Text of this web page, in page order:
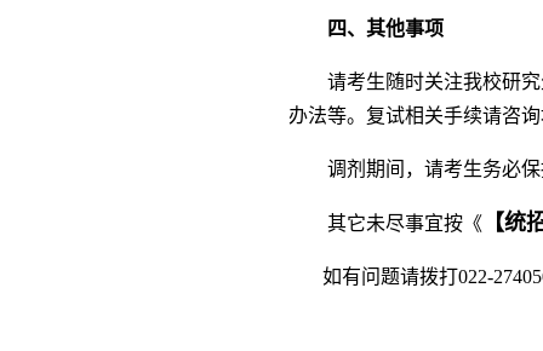
四、 其他事项
请考生随时关注我校研究
办法等。复试相关手续请咨
调剂期间，请考生务必
其它未尽事宜按《 【统
如有问题请拨打022-